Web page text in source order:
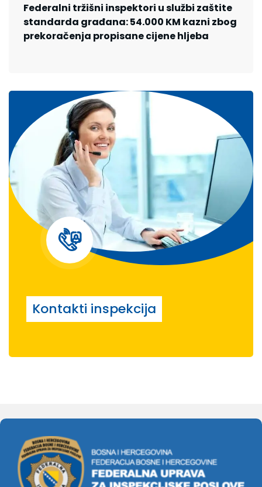
Federalni tržišni inspektori u službi zaštite
standarda građana: 54.000 KM kazni zbog
prekoračenja propisane cijene hljeba
Kontakti inspekcija